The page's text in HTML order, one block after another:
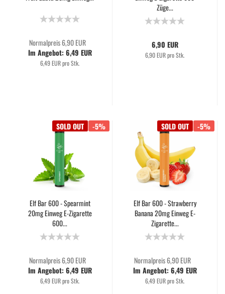
Normalpreis 6,90 EUR
Im Angebot: 6,49 EUR
6,49 EUR pro Stk.
Züge...
6,90 EUR
6,90 EUR pro Stk.
SOLD OUT -5%
Elf Bar 600 - Spearmint
20mg Einweg E-Zigarette
600...
Normalpreis 6,90 EUR
Im Angebot: 6,49 EUR
6,49 EUR pro Stk.
SOLD OUT -5%
Elf Bar 600 - Strawberry
Banana 20mg Einweg E-
Zigarette...
Normalpreis 6,90 EUR
Im Angebot: 6,49 EUR
6,49 EUR pro Stk.